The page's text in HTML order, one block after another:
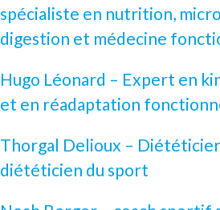
spécialiste en nutrition,
digestion et médecine
Hugo Léonard – Expert en
et en réadaptation
Thorgal Delioux –
diététicien du sport